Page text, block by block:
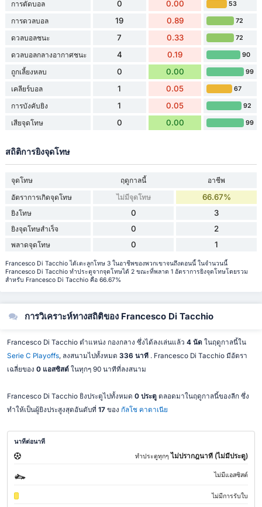
การตัดบอล 0 0.00 53
การดวลบอล 19 0.89 72
ดวลบอลชนะ 7 0.33 72
ดวลบอลกลางอากาศชนะ 4 0.19 90
ถูกเลี้ยงหลบ 0 0.00 99
เคลียร์บอล 1 0.05 67
การบังคับยิง 1 0.05 92
เสียจุดโทษ 0 0.00 99
สถิติการยิงจุดโทษ
จุดโทษ ฤดูกาลนี้
อาชีพ
อัตราการเกิดจุดโทษ
ไม่มีจุดโทษ 66.67%
ยิงโทษ 0 3
ยิงจุดโทษสำเร็จ 0 2
พลาดจุดโทษ 0 1
Francesco Di Tacchio ได้เตะลูกโทษ 3 ในอาชีพของพวกเขาจนถึงตอนนี้ ในจำนวนนี้
Francesco Di Tacchio ทำประตูจากจุดโทษได้ 2 ขณะที่พลาด 1 อัตราการยิงจุดโทษโดยรวม
สำหรับ Francesco Di Tacchio คือ 66.67%
การวิเคราะห์ทางสถิติของ Francesco Di Tacchio
Francesco Di Tacchio ตำแหน่ง กองกลาง ซึ่งได้ลงเล่นแล้ว 4 นัดในฤดูกาลนี้ใน
Serie C Playoffs, ลงสนามไปทั้งหมด 336 นาที . Francesco Di Tacchio มีอัตรา
เฉลี่ยของ 0 แอสซิสต์ในทุกๆ 90 นาทีที่ลงสนาม
Francesco Di Tacchio ยิงประตูไปทั้งหมด 0 ประตูตลอดมาในฤดูกาลนี้ของลีก ซึ่ง
ทำให้เป็นผู้ยิงประสูงสุดอันดับที่ 17ของ กัลโช คาตาเนีย
นาทีต่อนาที
ทำประตูทุกๆไม่ปรากฎนาที (ไม่มีประตู)
ไม่มีแอสซิสต์
ไม่มีการรับใบ